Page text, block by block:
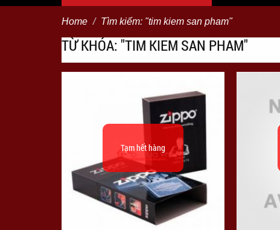
Home Tìm kiếm: "tim kiem san pham"
TỪ KHÓA: "TIM KIEM SAN PHAM"
Tạm hết hàng